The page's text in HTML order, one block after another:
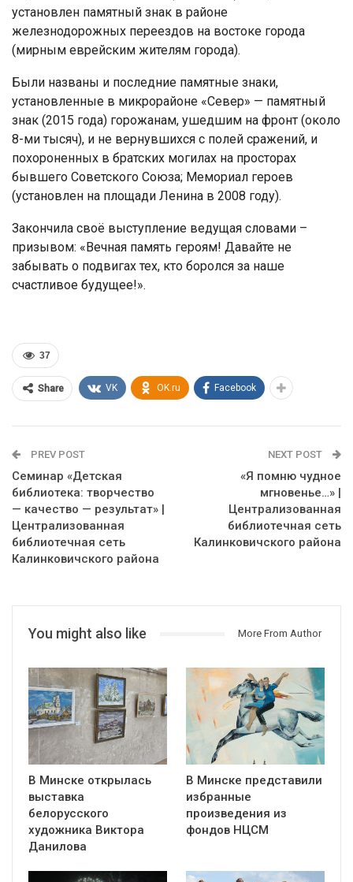
установлен памятный знак в районе
железнодорожных переездов на востоке города
(мирным еврейским жителям города).
Были названы и последние памятные знаки,
установленные в микрорайоне «Север» — памятный
знак (2015 года) горожанам, ушедшим на фронт (около
8-ми тысяч), и не вернувшихся с полей сражений, и
похороненных в братских могилах на просторах
бывшего Советского Союза; Мемориал героев
(установлен на площади Ленина в 2008 году).
Закончила своё выступление ведущая словами –
призывом: «Вечная память героям! Давайте не
забывать о подвигах тех, кто боролся за наше
счастливое будущее!».
37
Share VK OK.ru Facebook
PREV POST
Семинар «Детская
библиотека: творчество
— качество — результат» |
Централизованная
библиотечная сеть
Калинковичского района
NEXT POST
«Я помню чудное
мгновенье…» |
Централизованная
библиотечная сеть
Калинковичского района
You might also like More From Author
В Минске открылась
выставка
белорусского
художника Виктора
Данилова
В Минске представили
избранные
произведения из
фондов НЦСМ